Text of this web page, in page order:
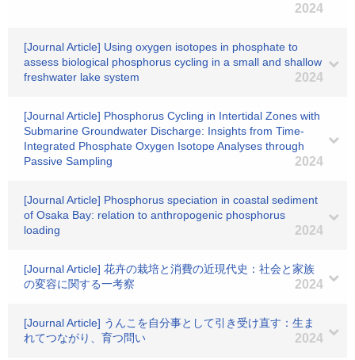
2024
[Journal Article] Using oxygen isotopes in phosphate to
assess biological phosphorus cycling in a small and shallow
freshwater lake system
2024
[Journal Article] Phosphorus Cycling in Intertidal Zones with
Submarine Groundwater Discharge: Insights from Time-
Integrated Phosphate Oxygen Isotope Analyses through
Passive Sampling
2024
[Journal Article] Phosphorus speciation in coastal sediment
of Osaka Bay: relation to anthropogenic phosphorus
loading
2024
[Journal Article] 花卉の栽培と消費の近現代史：社会と家族
の変容に関する一考察
2024
[Journal Article] うんこを自分事として引き受け直す：生ま
れてつながり、育つ問い
2024